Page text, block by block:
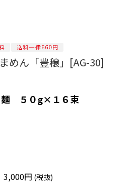
めん「豊穣」[AG-30]
麺 ５０g×１６束
3,000円